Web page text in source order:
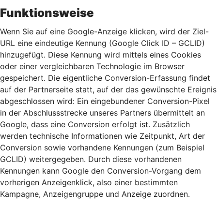
Funktionsweise
Wenn Sie auf eine Google-Anzeige klicken, wird der Ziel-
URL eine eindeutige Kennung (Google Click ID – GCLID)
hinzugefügt. Diese Kennung wird mittels eines Cookies
oder einer vergleichbaren Technologie im Browser
gespeichert. Die eigentliche Conversion-Erfassung findet
auf der Partnerseite statt, auf der das gewünschte Ereignis
abgeschlossen wird: Ein eingebundener Conversion-Pixel
in der Abschlussstrecke unseres Partners übermittelt an
Google, dass eine Conversion erfolgt ist. Zusätzlich
werden technische Informationen wie Zeitpunkt, Art der
Conversion sowie vorhandene Kennungen (zum Beispiel
GCLID) weitergegeben. Durch diese vorhandenen
Kennungen kann Google den Conversion-Vorgang dem
vorherigen Anzeigenklick, also einer bestimmten
Kampagne, Anzeigengruppe und Anzeige zuordnen.